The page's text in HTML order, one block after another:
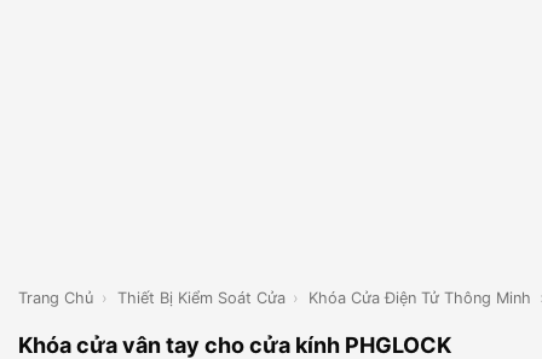
Trang Chủ › Thiết Bị Kiểm Soát Cửa › Khóa Cửa Điện Tử Thông Minh
Khóa cửa vân tay cho cửa kính PHGLOCK